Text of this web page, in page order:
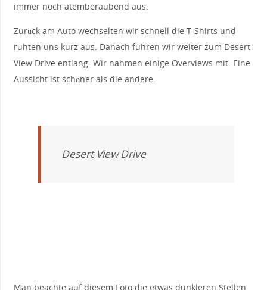
immer noch atemberaubend aus.
Zurück am Auto wechselten wir schnell die T-Shirts und
ruhten uns kurz aus. Danach fuhren wir weiter zum Desert
View Drive entlang. Wir nahmen einige Overviews mit. Eine
Aussicht ist schöner als die andere.
Desert View Drive
Man beachte auf diesem Foto die etwas dunkleren Stellen